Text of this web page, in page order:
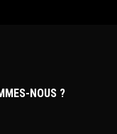
NOUS ?